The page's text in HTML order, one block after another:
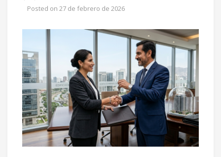
Posted on 27 de febrero de 2026